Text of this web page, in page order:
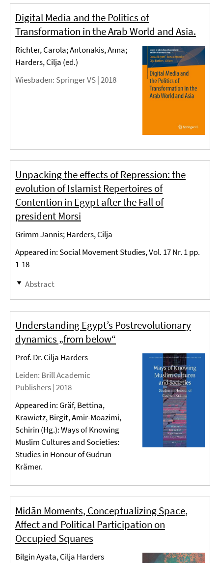
Digital Media and the Politics of
Transformation in the Arab World and Asia.
Richter, Carola; Antonakis, Anna;
Harders, Cilja (ed.)
Wiesbaden: Springer VS |2018
Unpacking the effects of Repression: the
evolution of Islamist Repertoires of
Contention in Egypt after the Fall of
president Morsi
Grimm Jannis; Harders, Cilja
Appeared in: Social Movement Studies, Vol. 17 Nr. 1 pp.
1-18
Abstract
Understanding Egypt’s Postrevolutionary
dynamics „from below“
Prof. Dr. Cilja Harders
Leiden: Brill Academic
Publishers |2018
Appeared in: Gräf, Bettina,
Krawietz, Birgit, Amir-Moazimi,
Schirin (Hg.): Ways of Knowing
Muslim Cultures and Societies:
Studies in Honour of Gudrun
Krämer.
Midān Moments, Conceptualizing Space,
Affect and Political Participation on
Occupied Squares
Bilgin Ayata, Cilja Harders